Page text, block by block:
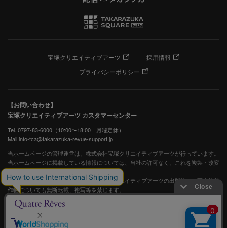
宝塚クリエイティブアーツ
採用情報
プライバシーポリシー
【お問い合わせ】
宝塚クリエイティブアーツ カスタマーセンター
Tel. 0797-83-6000（10:00〜18:00 月曜定休）
Mail info-tca@takarazuka-revue-support.jp
当ホームページの管理運営は、株式会社宝塚クリエイティブアーツが行っています。
当ホームページに掲載している情報については、当社の許可なく、これを複製・改変
することを固く禁止します。
また、阪急電鉄並びに宝塚歌劇団、宝塚クリエイティブアーツの出版物ほか写真等著
作物についても無断転載、複写等を禁じます。
宝塚歌劇公式ホームページ
JASRAC許諾番号：S0507081515